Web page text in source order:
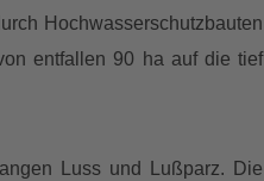
Hochwasserschutzbauten
entfallen 90 ha auf die tief
Luss und Lußparz. Die